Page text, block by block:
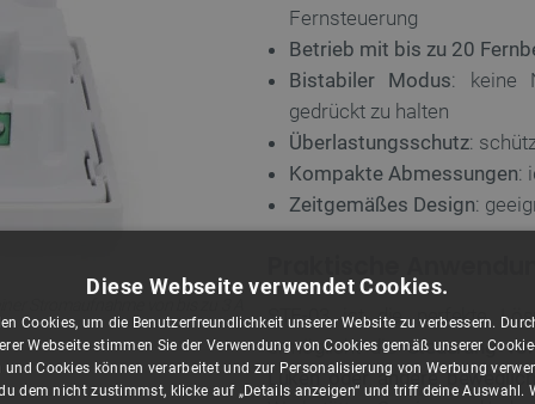
Stromaufnahme von bis zu 3 A
Fernsteuerung
Betrieb mit bis zu 20
Bistabiler Modus: keine
gedrückt zu halten
Überlastungsschutz:
Kompakte Abmessungen:
Zeitgemäßes Design:
STE-03 ist die perfekte
ermöglicht dieSteuerung
Luken oder andere
Diese Webseite verwendet Cookies.
Cookies, um die Benutzerfreundlichkeit unserer Website zu verbessern.
Webseite stimmen Sie der Verwendung von Cookies gemäß unserer
und Cookies können verarbeitet und zur Personalisierung von Werbung
dem nicht zustimmst, klicke auf „Details anzeigen“ und triff deine Auswahl.